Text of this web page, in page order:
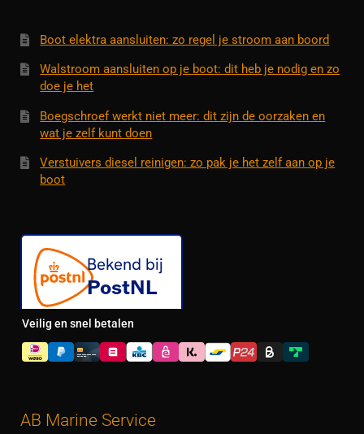
Boot elektra aansluiten: zo regel je stroom aan boord
Walstroom aansluiten op je boot: dit heb je nodig en zo
doe je het
Boegschroef werkt niet meer: dit zijn de oorzaken en
wat je zelf kunt doen
Verstuivers diesel reinigen: zo pak je het zelf aan op je
boot
Veilig en snel betalen
AB Marine Service